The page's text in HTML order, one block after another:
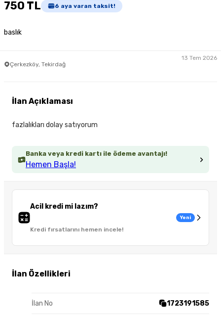
750 TL 6 aya varan taksit!
baslık
Çerkezköy, Tekirdağ
13 Tem 2026
Banka veya kredi kartı ile ödeme avantajı!
Hemen Başla!
Acil kredi mi lazım?
Kredi fırsatlarını hemen incele!
Yeni
İlan Özellikleri
İlan No 1723191585
İlan Açıklaması
fazlalıkları dolay satıyorum